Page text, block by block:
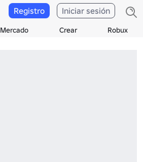
Mercado Crear Robux
Registro Iniciar sesión